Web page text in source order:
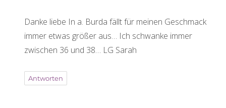
Danke liebe In a. Burda fällt für meinen Geschmack
immer etwas größer aus… Ich schwanke immer
zwischen 36 und 38… LG Sarah
Antworten